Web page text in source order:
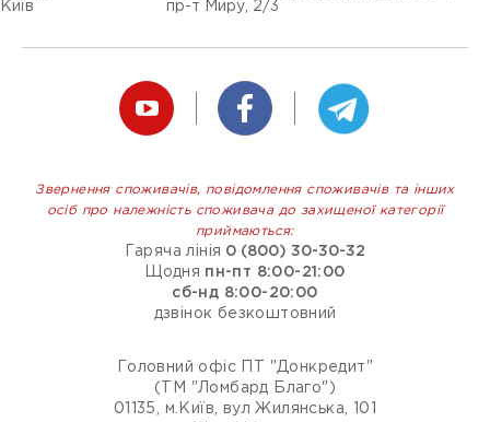
Київ
пр-т Миру, 2/3
Звернення споживачів, повідомлення споживачів та інших
осіб про належність споживача до захищеної категорії
приймаються:
Гаряча лінія 0 (800) 30-30-32
Щодня пн-пт 8:00-21:00
сб-нд 8:00-20:00
дзвінок безкоштовний
Головний офіс ПТ "Донкредит"
(ТМ "Ломбард Благо")
01135, м.Київ, вул Жилянська, 101